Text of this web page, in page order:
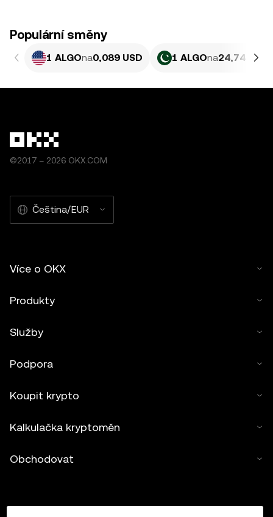
Populární směny
1 ALGOna0,089 USD 1 ALGOna24,74 PKR
©2017 – 2026 OKX.COM
Čeština/EUR
Více o OKX
Produkty
Služby
Podpora
Koupit krypto
Kalkulačka kryptoměn
Obchodovat